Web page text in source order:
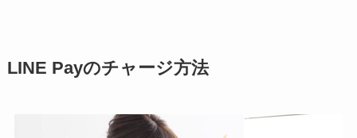
LINE Payのチャージ方法